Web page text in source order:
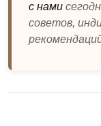
с нами
советов,